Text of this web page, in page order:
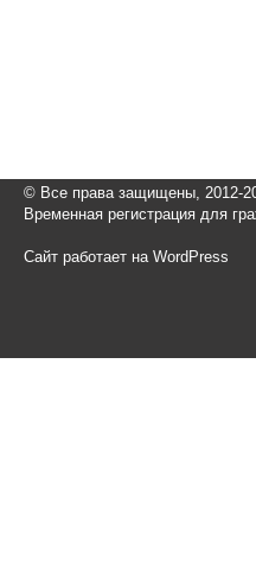
© Все права защищены, 2012-
Временная регистрация для
Сайт работает на WordPress